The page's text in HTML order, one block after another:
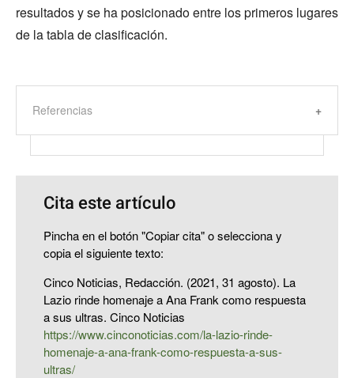
resultados y se ha posicionado entre los primeros lugares
de la tabla de clasificación.
Referencias
Cita este artículo
Pincha en el botón "Copiar cita" o selecciona y
copia el siguiente texto:
Cinco Noticias, Redacción. (2021, 31 agosto). La
Lazio rinde homenaje a Ana Frank como respuesta
a sus ultras. Cinco Noticias
https://www.cinconoticias.com/la-lazio-rinde-
homenaje-a-ana-frank-como-respuesta-a-sus-
ultras/